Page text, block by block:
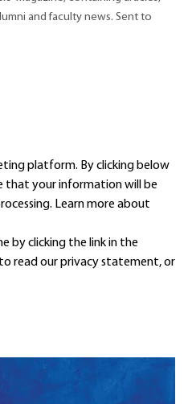
and faculty news. Sent to
platform. By clicking below
that your information will be
Learn moreabout
by clicking the link in the
read ourprivacy statement, or